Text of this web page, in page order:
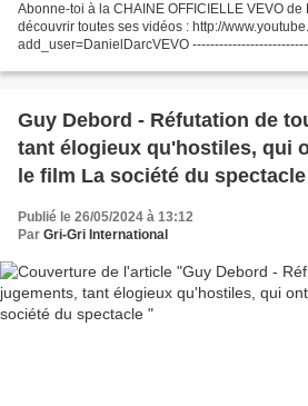
Abonne-toi à la CHAINE OFFICIELLE VEVO
découvrir toutes ses vidéos : http://
add_user=DanielDarcVEVO
Guy Debord - Réfutation de
tant élogieux qu'hostiles, qui
le film La société du spectacle
Publié le 26/05/2024 à 13:12
Par Gri-Gri International